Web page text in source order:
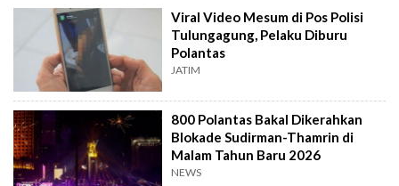
Viral Video Mesum di Pos Polisi
Tulungagung, Pelaku Diburu
Polantas
JATIM
800 Polantas Bakal Dikerahkan
Blokade Sudirman-Thamrin di
Malam Tahun Baru 2026
NEWS